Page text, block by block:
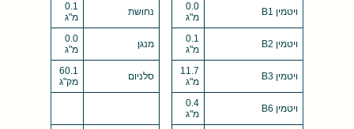
ויטמין B1
0.0
מ"ג
נחושת
0.1
מ"ג
ויטמין B2
0.1
מ"ג
מנגן
0.0
מ"ג
ויטמין B3
11.7
מ"ג
סלניום
60.1
מק"ג
ויטמין B6
0.4
מ"ג